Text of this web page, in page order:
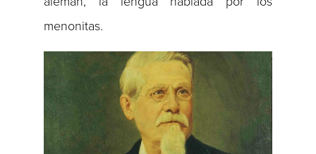
menonitas.